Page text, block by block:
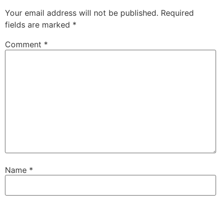
Your email address will not be published. Required
fields are marked *
Comment *
Name *